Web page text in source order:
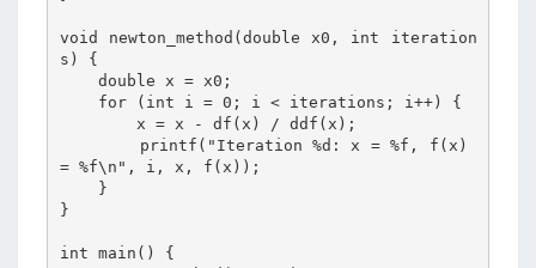
void newton_method(double x0, int iteration
s) {
= %f\n", i, x, f(x));
}
int main() {